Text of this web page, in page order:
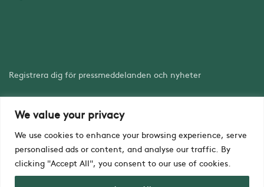
We value your privacy
We use cookies to enhance your browsing experience, serve
personalised ads or content, and analyse our traffic. By
clicking "Accept All", you consent to our use of cookies.
Registrera dig för pressmeddelanden och nyheter
Registrera dig